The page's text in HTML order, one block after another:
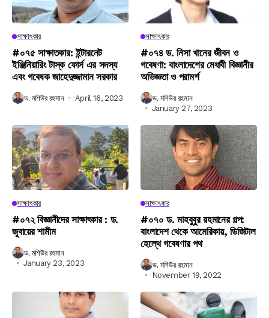
সাক্ষাৎকার
#০৭৫ সাক্ষাতকার: ইন্টারনেট
ইঞ্জিনিয়ারিং টাস্ক ফোর্স এর সদস্য
এবং গবেষক জাহেদুজ্জামান সরকার
ড. মশিউর রহমান April 16, 2023
সাক্ষাৎকার
#০৭৪ ড. নিসা খানের জীবন ও
গবেষণা: বাংলাদেশের মেধাবী বিজ্ঞানীর
অভিজ্ঞতা ও পরামর্শ
ড. মশিউর রহমান
January 27, 2023
সাক্ষাৎকার
#০৭২ বিজ্ঞানীদের সাক্ষাৎকার : ড.
জুবায়ের শামীম
ড. মশিউর রহমান
January 23, 2023
সাক্ষাৎকার
#০৭০ ড. মাহবুবুর রহমানের গল্প:
বাংলাদেশ থেকে আমেরিকায়, ডিজিটাল
হেল্থে গবেষণার পথ
ড. মশিউর রহমান
November 19, 2022